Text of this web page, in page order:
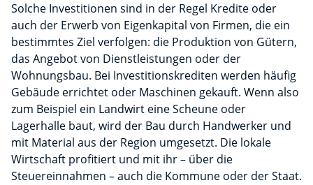
Solche Investitionen sind in der Regel Kredite oder
auch der Erwerb von Eigenkapital von Firmen, die ein
bestimmtes Ziel verfolgen: die Produktion von Gütern,
das Angebot von Dienstleistungen oder der
Wohnungsbau. Bei Investitionskrediten werden häufig
Gebäude errichtet oder Maschinen gekauft. Wenn also
zum Beispiel ein Landwirt eine Scheune oder
Lagerhalle baut, wird der Bau durch Handwerker und
mit Material aus der Region umgesetzt. Die lokale
Wirtschaft profitiert und mit ihr – über die
Steuereinnahmen – auch die Kommune oder der Staat.